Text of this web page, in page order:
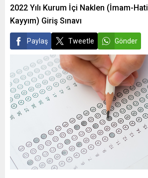
2022 Yılı Kurum İçi Naklen (İmam-
Kayyım) Giriş Sınavı
Paylaş Tweetle Gönder